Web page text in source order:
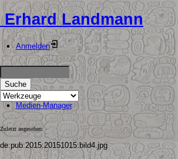
Erhard Landmann
Anmelden
Suche
Medien-Manager
Zuletzt angesehen:
de:pub:2015:20151015:bild4.jpg